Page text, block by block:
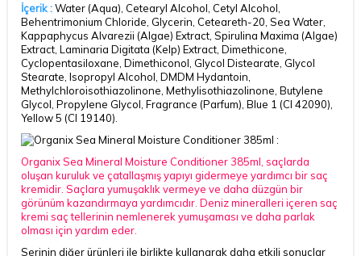
İçerik :Water (Aqua), Cetearyl Alcohol, Cetyl Alcohol,
Behentrimonium Chloride, Glycerin, Ceteareth-20, Sea Water,
Kappaphycus Alvarezii (Algae) Extract, Spirulina Maxima (Algae)
Extract, Laminaria Digitata (Kelp) Extract, Dimethicone,
Cyclopentasiloxane, Dimethiconol, Glycol Distearate, Glycol
Stearate, Isopropyl Alcohol, DMDM Hydantoin,
Methylchloroisothiazolinone, Methylisothiazolinone, Butylene
Glycol, Propylene Glycol, Fragrance (Parfum), Blue 1 (CI 42090),
Yellow 5 (CI 19140).
Organix Sea Mineral Moisture Conditioner 385ml, saçlarda
oluşan kuruluk ve çatallaşmış yapıyı gidermeye yardımcı bir saç
kremidir. Saçlara yumuşaklık vermeye ve daha düzgün bir
görünüm kazandırmaya yardımcıdır. Deniz mineralleri içeren saç
kremi saç tellerinin nemlenerek yumuşaması ve daha parlak
olması için yardım eder.
Serinin diğer ürünleri ile birlikte kullanarak daha etkili sonuçlar